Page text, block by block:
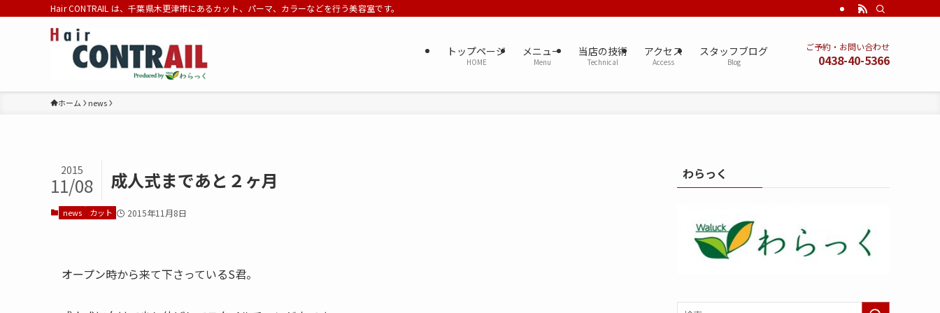
Hair CONTRAIL は、千葉県木更津市にあるカット、パーマ、カラーなどを行う美容室です。
トップページ
HOME
メニュー
Menu
当店の技術
Technical
アクセス
Access
スタッフブログ
Blog
ご予約・お問い合わせ
0438-40-5366
ホーム news
成人式まであと２ヶ月
2015
11/08
news カット 2015年11月8日
オープン時から来て下さっているS君。
わらっく